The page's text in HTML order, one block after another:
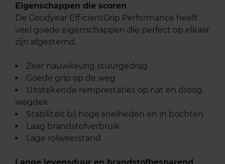
Eigenschappen die scoren
De Goodyear EfficientGrip Performance heeft
veel goede eigenschappen die perfect op elkaar
zijn afgestemd.
Zeer nauwkeurig stuurgedrag
Goede grip op de weg
Uitstekende remprestaties op nat en droog
wegdek
Stabiliteit bij hoge snelheden en in bochten
Laag brandstofverbruik
Lage rolweerstand